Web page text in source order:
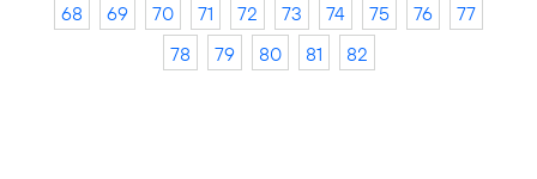
68
69 70 71 72 73 74 75 76
77
78
79 80 81 82